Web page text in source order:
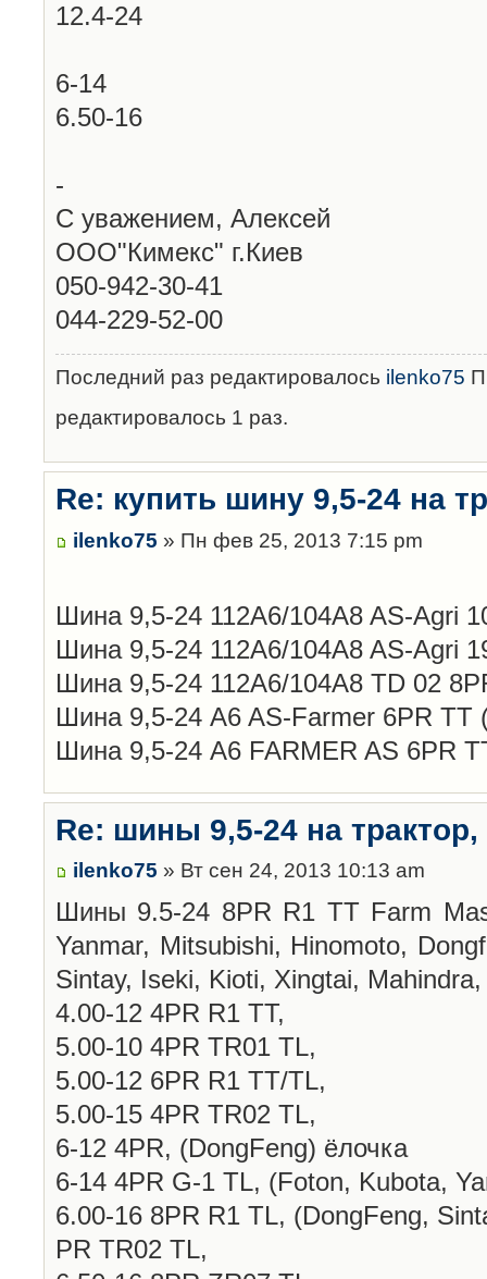
12.4-24
6-14
6.50-16
-
С уважением, Алексей
ООО"Кимекс" г.Киев
050-942-30-41
044-229-52-00
Последний раз редактировалось ilenko75
редактировалось 1 раз.
Re: купить шину 9,5-24 на
ilenko75 » Пн фев 25, 2013 7:15 pm
Шина 9,5-24 112A6/104A8 AS-Agri
Шина 9,5-24 112A6/104A8 AS-Agri
Шина 9,5-24 112A6/104A8 TD 02
Шина 9,5-24 A6 AS-Farmer 6PR TT
Шина 9,5-24 A6 FARMER AS 6PR
Re: шины 9,5-24 на трактор,
ilenko75 » Вт сен 24, 2013 10:13 am
Шины 9.5-24 8PR R1 TT Farm
Yanmar, Mitsubishi, Hinomoto,
Sintay, Iseki, Kioti, Xingtai,
4.00-12 4PR R1 TT,
5.00-10 4PR TR01 TL,
5.00-12 6PR R1 TT/TL,
5.00-15 4PR TR02 TL,
6-12 4PR, (DongFeng) ёлочка
6-14 4PR G-1 TL, (Foton, Kubota,
6.00-16 8PR R1 TL, (DongFeng,
PR TR02 TL,